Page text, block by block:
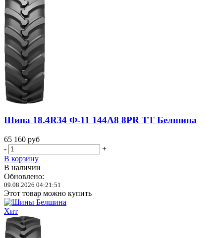
Шина 18.4R34 Ф-11 144A8 8PR TT Белшина
65 160 руб
-
+
В корзину
В наличии
Обновлено:
09.08.2026 04:21:51
Этот товар можно купить
Хит